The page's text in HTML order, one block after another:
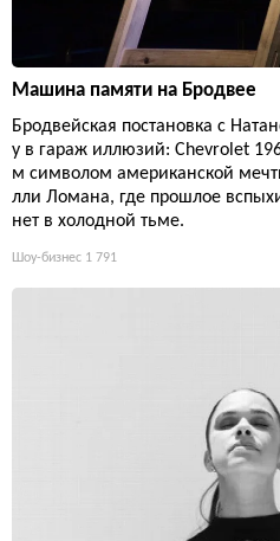
Машина памяти на Бродвее
Бродвейская постановка с
у в гараж иллюзий: Chevrolet
м символом американской
лли Ломана, где прошлое
нет в холодной тьме.
Шоу-бизнес 1 791